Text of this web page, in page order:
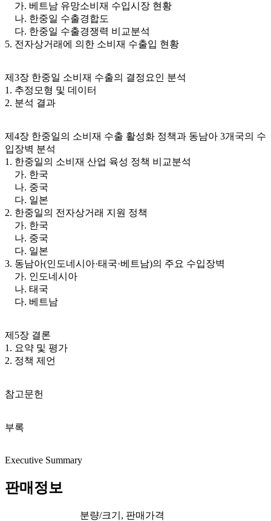
가. 베트남 유망소비재 수입시장 현황
나. 한중일 수출경합도
다. 한중일 수출경쟁력 비교분석
5. 전자상거래에 의한 소비재 수출입 현황
제3장 한중일 소비재 수출의 결정요인 분석
1. 추정모형 및 데이터
2. 분석 결과
제4장 한중일의 소비재 수출 활성화 정책과 동남아 3개국의 수
입장벽 분석
1. 한중일의 소비재 산업 육성 정책 비교분석
가. 한국
나. 중국
다. 일본
2. 한중일의 전자상거래 지원 정책
가. 한국
나. 중국
다. 일본
3. 동남아(인도네시아·태국·베트남)의 주요 수입장벽
가. 인도네시아
나. 태국
다. 베트남
제5장 결론
1. 요약 및 평가
2. 정책 제언
참고문헌
부록
Executive Summary
판매정보
분량/크기, 판매가격